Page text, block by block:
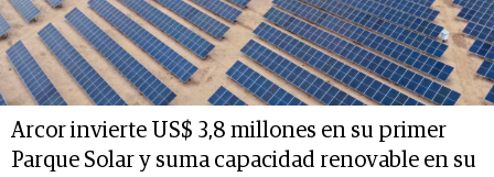
Arcor invierte US$ 3,8 millones en su primer
Parque Solar y suma capacidad renovable en su